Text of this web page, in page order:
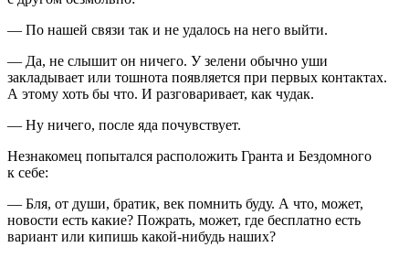
— По нашей связи так и не удалось на него выйти.
— Да, не слышит он ничего. У зелени обычно уши
закладывает или тошнота появляется при первых контактах.
А этому хоть бы что. И разговаривает, как чудак.
— Ну ничего, после яда почувствует.
Незнакомец попытался расположить Гранта и Бездомного
к себе:
— Бля, от души, братик, век помнить буду. А что, может,
новости есть какие? Пожрать, может, где бесплатно есть
вариант или кипишь какой-нибудь наших?